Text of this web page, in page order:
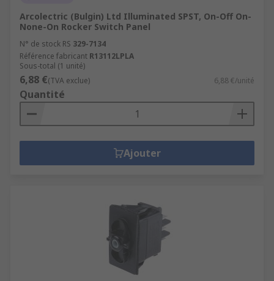
Arcolectric (Bulgin) Ltd Illuminated SPST, On-Off On-
None-On Rocker Switch Panel
N° de stock RS 329-7134
Référence fabricant R13112LPLA
Sous-total (1 unité)
6,88 €(TVA exclue) 6,88 €/unité
Quantité
Ajouter